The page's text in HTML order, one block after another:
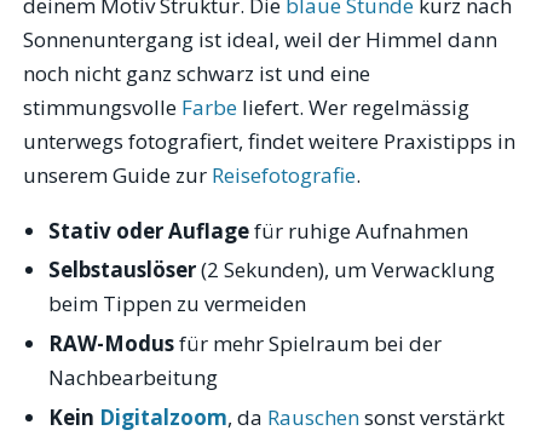
Sonnenuntergang ist ideal, weil der Himmel dann
noch nicht ganz schwarz ist und eine
stimmungsvolle Farbe liefert. Wer regelmässig
unterwegs fotografiert, findet weitere Praxistipps in
unserem Guide zur Reisefotografie.
Stativ oder Auflagefür ruhige Aufnahmen
Selbstauslöser(2 Sekunden), um Verwacklung
beim Tippen zu vermeiden
RAW-Modusfür mehr Spielraum bei der
Nachbearbeitung
Kein Digitalzoom, da Rauschensonst verstärkt